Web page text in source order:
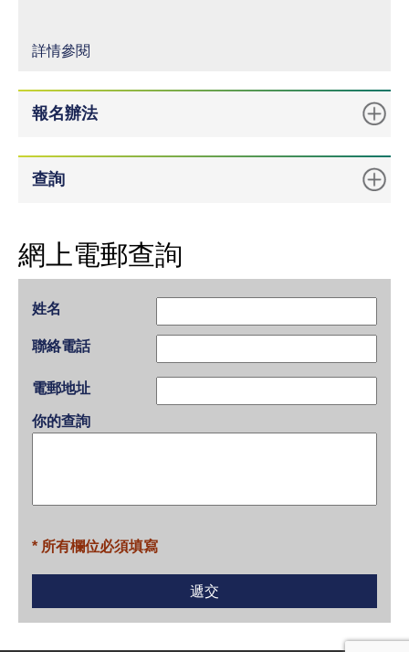
詳情參閱
報名辦法
查詢
網上電郵查詢
姓名
聯絡電話
電郵地址
你的查詢
* 所有欄位必須填寫